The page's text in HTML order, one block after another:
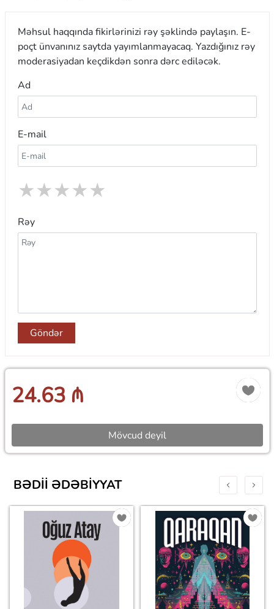
Məhsul haqqında fikirlərinizi rəy şəklində paylaşın. E-
poçt ünvanınız saytda yayımlanmayacaq. Yazdığınız rəy
moderasiyadan keçdikdən sonra dərc ediləcək.
Ad
E-mail
★
★
★
★
★
Rəy
Göndər
24.63 ₼
Mövcud deyil
BƏDII ƏDƏBIYYAT